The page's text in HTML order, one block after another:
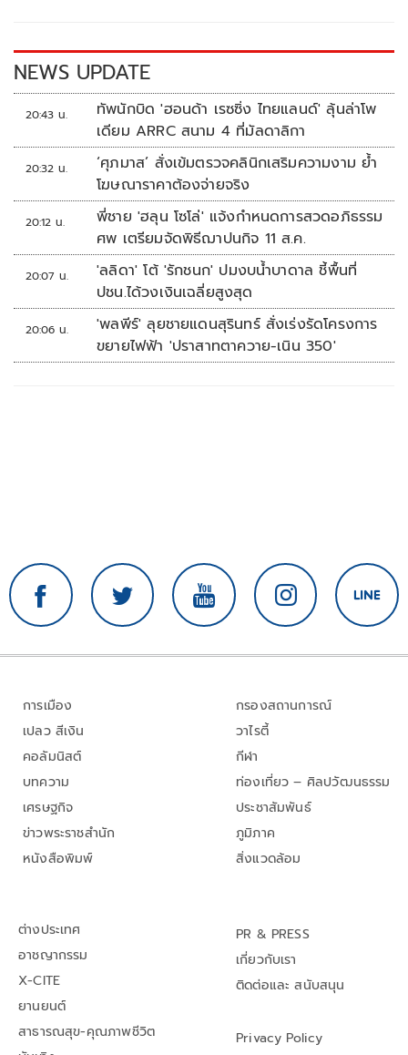
k k
NEWS UPDATE
20:43 น.
ทัพนักบิด 'ฮอนด้า เรซซิ่ง ไทยแลนด์' ลุ้นล่าโพ
เดียม ARRC สนาม 4 ที่มัลดาลิกา
20:32 น.
‘ศุภมาส’ สั่งเข้มตรวจคลินิกเสริมความงาม ย้ำ
โฆษณาราคาต้องจ่ายจริง
20:12 น.
พี่ชาย 'ฮลุน โซโล่' แจ้งกำหนดการสวดอภิธรรม
ศพ เตรียมจัดพิธีฌาปนกิจ 11 ส.ค.
20:07 น.
'ลลิดา' โต้ 'รักชนก' ปมงบน้ำบาดาล ชี้พื้นที่
ปชน.ได้วงเงินเฉลี่ยสูงสุด
20:06 น.
'พลพีร์' ลุยชายแดนสุรินทร์ สั่งเร่งรัดโครงการ
ขยายไฟฟ้า 'ปราสาทตาควาย-เนิน 350'
การเมือง
เปลว สีเงิน
คอลัมนิสต์
บทความ
เศรษฐกิจ
ข่าวพระราชสำนัก
หนังสือพิมพ์
กรองสถานการณ์
วาไรตี้
กีฬา
ท่องเที่ยว – ศิลปวัฒนธรรม
ประชาสัมพันธ์
ภูมิภาค
สิ่งแวดล้อม
ต่างประเทศ
อาชญากรรม
X-CITE
ยานยนต์
สาธารณสุข-คุณภาพชีวิต
PR & PRESS
เกี่ยวกับเรา
ติดต่อและ สนับสนุน
Privacy Policy